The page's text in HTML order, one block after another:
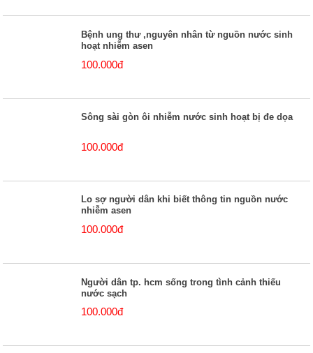
Bệnh ung thư ,nguyên nhân từ nguồn nước sinh
hoạt nhiễm asen
100.000đ
Sông sài gòn ôi nhiễm nước sinh hoạt bị đe dọa
100.000đ
Lo sợ người dân khi biết thông tin nguồn nước
nhiễm asen
100.000đ
Người dân tp. hcm sống trong tình cảnh thiếu
nước sạch
100.000đ